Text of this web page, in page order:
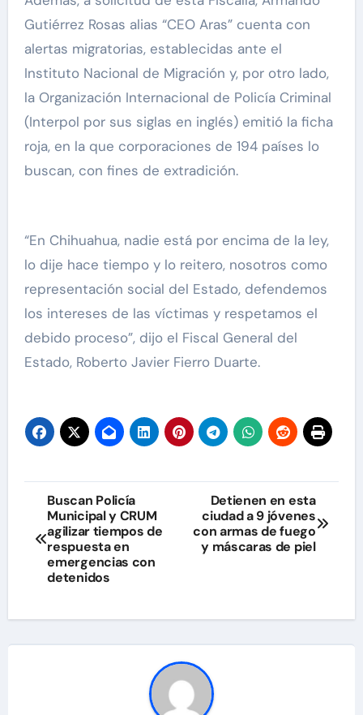
Gutiérrez Rosas alias “CEO Aras” cuenta con
alertas migratorias, establecidas ante el
Instituto Nacional de Migración y, por otro lado,
la Organización Internacional de Policía Criminal
(Interpol por sus siglas en inglés) emitió la ficha
roja, en la que corporaciones de 194 países lo
buscan, con fines de extradición.
“En Chihuahua, nadie está por encima de la ley,
lo dije hace tiempo y lo reitero, nosotros como
representación social del Estado, defendemos
los intereses de las víctimas y respetamos el
debido proceso”, dijo el Fiscal General del
Estado, Roberto Javier Fierro Duarte.
Navegación
de
entradas
Buscan Policía
Municipal y CRUM
agilizar tiempos de
respuesta en
emergencias con
detenidos
Detienen en esta
ciudad a 9 jóvenes
con armas de fuego
y máscaras de piel